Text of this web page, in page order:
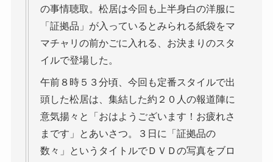
の事情聴取。松居は今回も上半身白の洋服に
「証拠品」が入っているとみられる紙袋をマ
マチャリの前かごに入れる、お決まりのスタ
イルで登場した。
午前８時５３分頃、今回も定番スタイルで出
頭した松居は、集結した約２０人の報道陣に
意気揚々と「おはようございます！お疲れさ
まです」とあいさつ。３日に「証拠品の
数々」というタイトルでＤＶＤの写真をブロ